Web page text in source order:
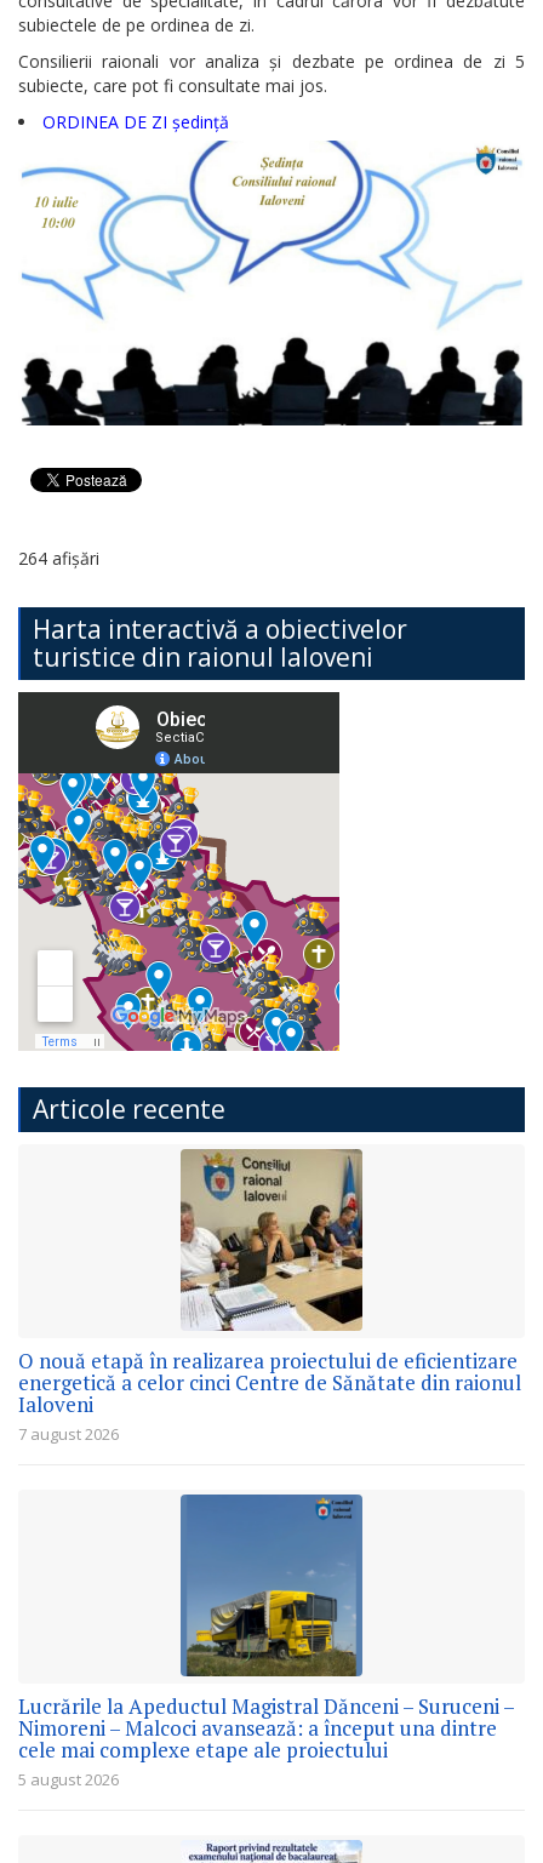
subiectele de pe ordinea de zi.
Consilierii raionali vor analiza și dezbate pe ordinea de zi 5
subiecte, care pot fi consultate mai jos.
ORDINEA DE ZI ședință
264 afișări
Harta interactivă a obiectivelor
turistice din raionul Ialoveni
Articole recente
O nouă etapă în realizarea proiectului de eficientizare
energetică a celor cinci Centre de Sănătate din raionul
Ialoveni
7 august 2026
Lucrările la Apeductul Magistral Dănceni – Suruceni –
Nimoreni – Malcoci avansează: a început una dintre
cele mai complexe etape ale proiectului
5 august 2026